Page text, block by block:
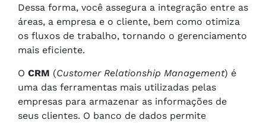
Dessa forma, você assegura a integração entre as
áreas, a empresa e o cliente, bem como otimiza
os fluxos de trabalho, tornando o gerenciamento
mais eficiente.
O CRM (Customer Relationship Management) é
uma das ferramentas mais utilizadas pelas
empresas para armazenar as informações de
seus clientes. O banco de dados permite